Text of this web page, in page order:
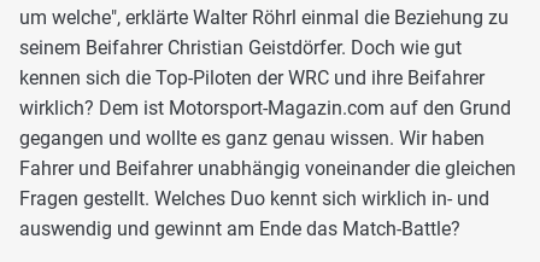
um welche", erklärte Walter Röhrl einmal die Beziehung zu
seinem Beifahrer Christian Geistdörfer. Doch wie gut
kennen sich die Top-Piloten der WRC und ihre Beifahrer
wirklich? Dem ist Motorsport-Magazin.com auf den Grund
gegangen und wollte es ganz genau wissen. Wir haben
Fahrer und Beifahrer unabhängig voneinander die gleichen
Fragen gestellt. Welches Duo kennt sich wirklich in- und
auswendig und gewinnt am Ende das Match-Battle?